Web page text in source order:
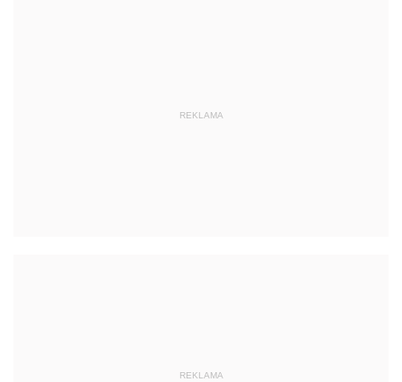
REKLAMA
REKLAMA